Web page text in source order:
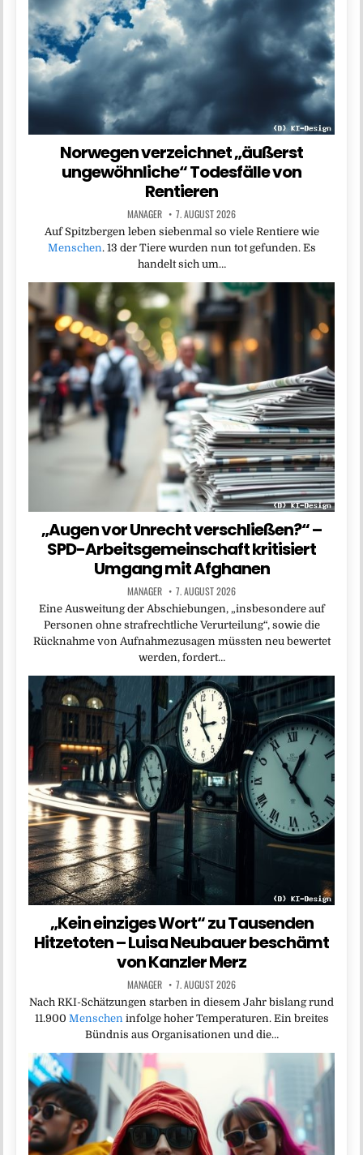
Norwegen verzeichnet „äußerst
ungewöhnliche“ Todesfälle von
Rentieren
MANAGER 7. AUGUST 2026
Auf Spitzbergen leben siebenmal so viele Rentiere wie
Menschen. 13 der Tiere wurden nun tot gefunden. Es
handelt sich um…
„Augen vor Unrecht verschließen?“ –
SPD-Arbeitsgemeinschaft kritisiert
Umgang mit Afghanen
MANAGER 7. AUGUST 2026
Eine Ausweitung der Abschiebungen, „insbesondere auf
Personen ohne strafrechtliche Verurteilung“, sowie die
Rücknahme von Aufnahmezusagen müssten neu bewertet
werden, fordert…
„Kein einziges Wort“ zu Tausenden
Hitzetoten – Luisa Neubauer beschämt
von Kanzler Merz
MANAGER 7. AUGUST 2026
Nach RKI-Schätzungen starben in diesem Jahr bislang rund
11.900 Menschen infolge hoher Temperaturen. Ein breites
Bündnis aus Organisationen und die…